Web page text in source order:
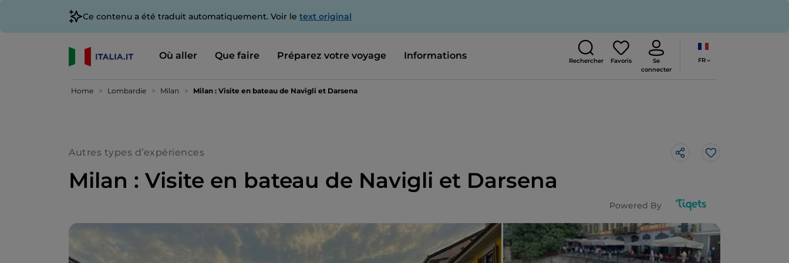
Ce contenu a été traduit automatiquement. Voir le text original
Où aller Que faire Préparez votre voyage Informations Rechercher Favoris
Se
connecter
FR
Home Lombardie Milan Milan : Visite en bateau de Navigli et Darsena
Autres types d’expériences
Milan : Visite en bateau de Navigli et Darsena
Powered By
J’aime